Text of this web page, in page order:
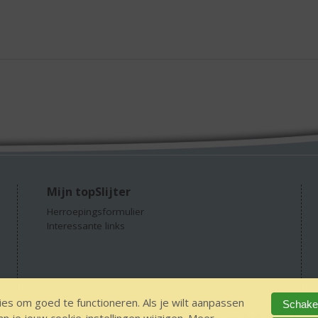
Mijn topSlijter
Herroepingsformulier
Interessante links
om goed te functioneren. Als je wilt aanpassen